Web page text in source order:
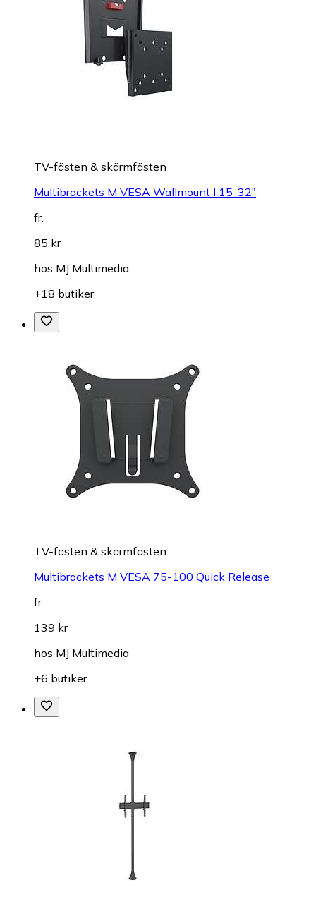
TV-fästen & skärmfästen
Multibrackets M VESA Wallmount I 15-32"
fr.
85 kr
hos MJ Multimedia
+18 butiker
TV-fästen & skärmfästen
Multibrackets M VESA 75-100 Quick Release
fr.
139 kr
hos MJ Multimedia
+6 butiker